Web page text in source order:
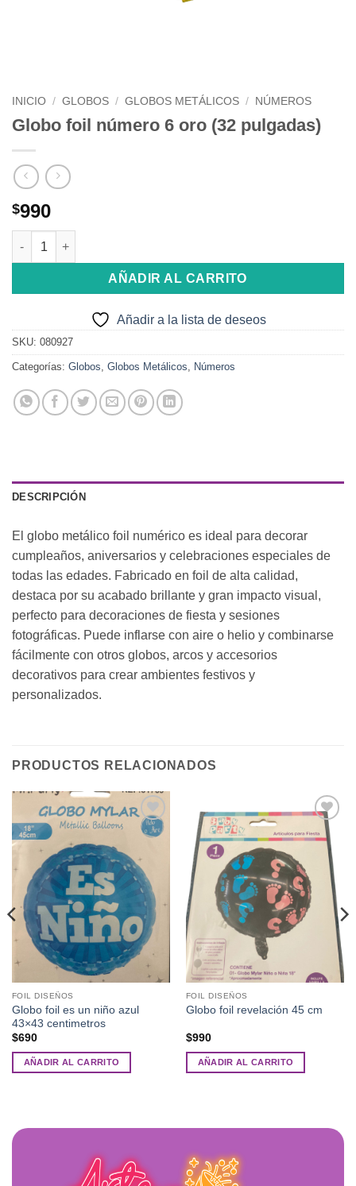
INICIO / GLOBOS / GLOBOS METÁLICOS / NÚMEROS
Globo foil número 6 oro (32 pulgadas)
$990
Globo foil número 6 oro (32 pulgadas) cantidad
AÑADIR AL CARRITO
Añadir a la lista de deseos
SKU: 080927
Categorías: Globos, Globos Metálicos, Números
DESCRIPCIÓN
El globo metálico foil numérico es ideal para decorar
cumpleaños, aniversarios y celebraciones especiales de
todas las edades. Fabricado en foil de alta calidad,
destaca por su acabado brillante y gran impacto visual,
perfecto para decoraciones de fiesta y sesiones
fotográficas. Puede inflarse con aire o helio y combinarse
fácilmente con otros globos, arcos y accesorios
decorativos para crear ambientes festivos y
personalizados.
PRODUCTOS RELACIONADOS
Añadir
deseos
FOIL DISEÑOS
Globo foil es un niño azul
43×43 centimetros
$690
AÑADIR AL CARRITO
Añadir
a la
lista de
deseos
FOIL DISEÑOS
Globo foil revelación 45 cm
$990
AÑADIR AL CARRITO